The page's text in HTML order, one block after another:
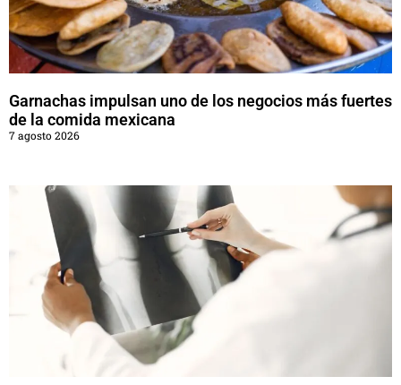
Garnachas impulsan uno de los negocios más fuertes
de la comida mexicana
7 agosto 2026